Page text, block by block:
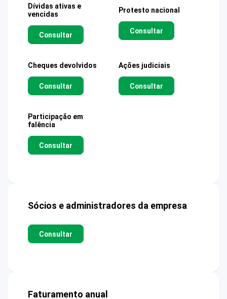
Dívidas ativas e
vencidas
Consultar
Protesto nacional
Consultar
Cheques devolvidos
Consultar
Ações judiciais
Consultar
Participação em
falência
Consultar
Sócios e administradores da empresa
Consultar
Faturamento anual